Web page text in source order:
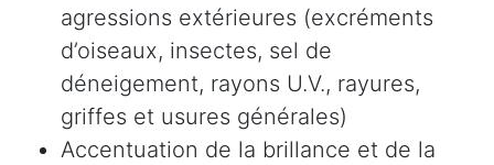
agressions extérieures (excréments
d’oiseaux, insectes, sel de
déneigement, rayons U.V., rayures,
griffes et usures générales)
Accentuation de la brillance et de la